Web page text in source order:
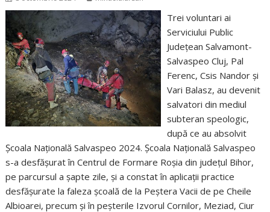
Trei voluntari ai
Serviciului Public
Județean Salvamont-
Salvaspeo Cluj, Pal
Ferenc, Csis Nandor și
Vari Balasz, au devenit
salvatori din mediul
subteran speologic,
după ce au absolvit
Școala Națională Salvaspeo 2024. Școala Națională Salvaspeo
s-a desfășurat în Centrul de Formare Roșia din județul Bihor,
pe parcursul a șapte zile, și a constat în aplicații practice
desfășurate la faleza școală de la Peștera Vacii de pe Cheile
Albioarei, precum și în peșterile Izvorul Cornilor, Meziad, Ciur